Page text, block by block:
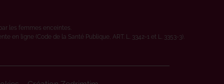
les femmes enceintes.
ligne (Code de la Santé Publique, ART. L. 3342-1 et L. 3353-3).